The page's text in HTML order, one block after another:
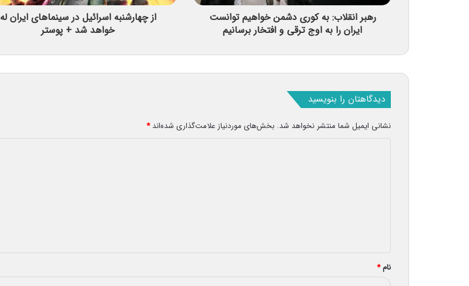
رهبر انقلاب: به کوری دشمن خواهیم توانست
ایران را به اوج ترقی و افتخار برسانیم
از چهارشنبه اسرائیل در سینماهای ایران له
خواهد شد + پوستر
دیدگاهتان را بنویسید
نشانی ایمیل شما منتشر نخواهد شد. بخش‌های موردنیاز علامت‌گذاری شده‌اند*
*
نام*